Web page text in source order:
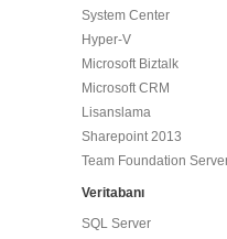
System Center
Hyper-V
Microsoft Biztalk
Microsoft CRM
Lisanslama
Sharepoint 2013
Team Foundation
Veritabanı
SQL Server